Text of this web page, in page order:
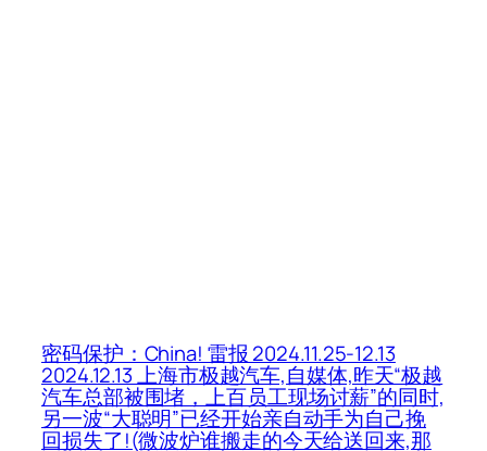
密码保护：China! 雷报 2024.11.25-12.13
2024.12.13 上海市极越汽车,自媒体,昨天“极越
汽车总部被围堵，上百员工现场讨薪”的同时,
另一波“大聪明”已经开始亲自动手为自己挽
回损失了!(微波炉谁搬走的今天给送回来,那